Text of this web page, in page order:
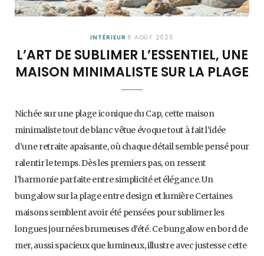
INTÉRIEUR 6 AOÛT 2025
L’ART DE SUBLIMER L’ESSENTIEL, UNE
MAISON MINIMALISTE SUR LA PLAGE
Nichée sur une plage iconique du Cap, cette maison
minimaliste tout de blanc vêtue évoque tout à fait l’idée
d’une retraite apaisante, où chaque détail semble pensé pour
ralentir le temps. Dès les premiers pas, on ressent
l’harmonie parfaite entre simplicité et élégance. Un
bungalow sur la plage entre design et lumière Certaines
maisons semblent avoir été pensées pour sublimer les
longues journées brumeuses d’été. Ce bungalow en bord de
mer, aussi spacieux que lumineux, illustre avec justesse cette